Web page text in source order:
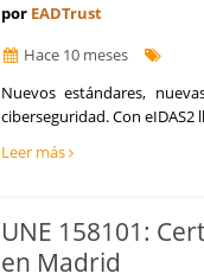
por EADTrust
Hace 10 meses
Nuevos estándares,
ciberseguridad. Con
Leer más
UNE 158101:
en Madrid